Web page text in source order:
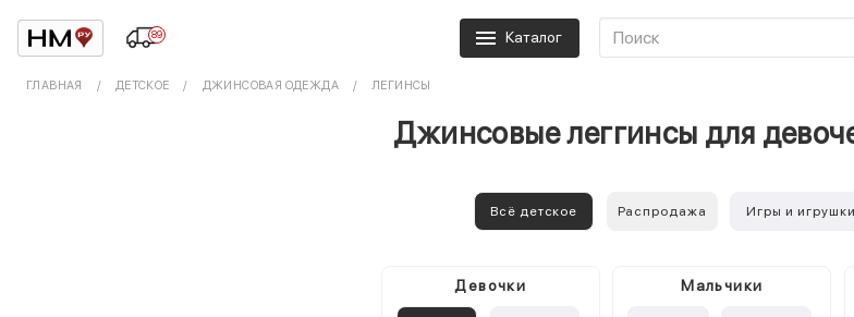
89 Каталог
ГЛАВНАЯ ДЕТСКОЕ ДЖИНСОВАЯ ОДЕЖДА ЛЕГИНСЫ
Джинсовые леггинсы для
Всё детское Распродажа Игры и игрушки
Девочки Mальчики